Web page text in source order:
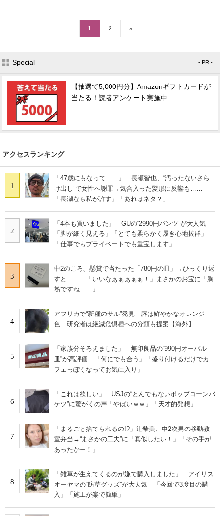
1 2 »
Special - PR -
【抽選で5,000円分】Amazonギフトカードが
当たる！読者アンケート実施中
アクセスランキング
1
「47歳にもなって……」 長瀬智也、“汚ったないさら
け出し”で女性へ謝罪→気合入った髪形に反響も……
「長瀬なら私が許す」「あれはネタ？」
2
「4本も買いました」 GUの“2990円パンツ”が大人気
「脚が細く見える」「とても柔らかく履き心地抜群」
「仕事でもプライベートでも重宝します」
3
中2のころ、懸賞で当たった「780円の皿」→ひっくり返
すと…… 「いいなぁぁぁぁぁ！」まさかのお宝に「胸
熱ですね……」
4
アフリカで“新種のサル”発見 唇は鮮やかなオレンジ
色 研究者は絶滅危惧種への分類も提案【海外】
5
「家族分そろえました」 無印良品の“990円オーバル
皿”が高評価 「何にでも合う」「盛り付けるだけでカ
フェっぽくなってお気に入り」
6
「これは欲しい」 USJの“とんでもないポップコーンバ
ケツ”に驚がくの声「やばいｗｗ」「天才的発想」
7
「まるごと捨てられるの!?」辻希美、中2次男の移動教
室弁当→“まさかの工夫”に「真似したい！」「その手が
あったかー！」
8
「雑草が生えてくるのが嫌で購入しました」 アイリス
オーヤマの“防草グッズ”が大人気 「今回で3度目の購
入」「施工が楽で簡単」